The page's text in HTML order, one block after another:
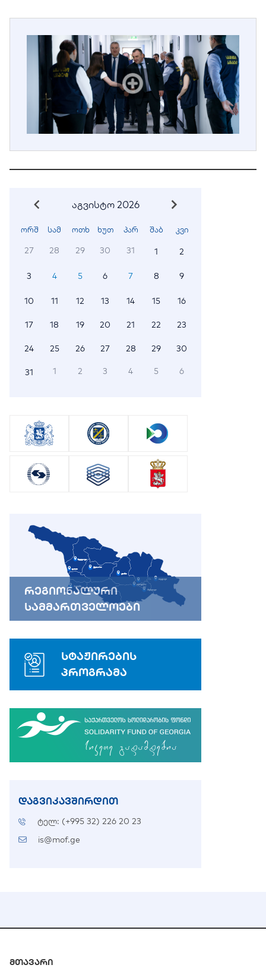
აგვისტო 2026
ორშ სამ ოთხ ხუთ პარ შაბ კვი
27 28 29 30 31 1 2
3 4 5 6 7 8 9
10 11 12 13 14 15 16
17 18 19 20 21 22 23
24 25 26 27 28 29 30
31 1 2 3 4 5 6
რეგიონალური
სამმართველოები
სტაჟირების
პროგრამა
დაგვიკავშირდით
ტელ: (+995 32) 226 20 23
is@mof.ge
მთავარი